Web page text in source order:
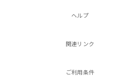
ヘルプ
関連リンク
ご利用条件